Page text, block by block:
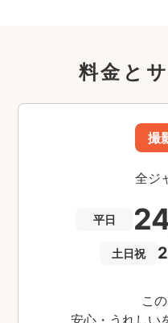
料金と
撮
全ジ
平日
土日祝
こ